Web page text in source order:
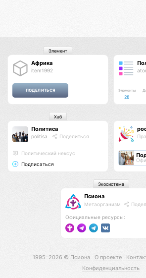
Африка
item1992
Элемент
Элементы
28
Политиса
politisa Поделиться
Политический нексус
Подписаться
Хаб
Псиона
Метаорганизм
Официальные ресурсы:
Экосистема
1995–2026 © Псиона О проекте
Конфиденциальность